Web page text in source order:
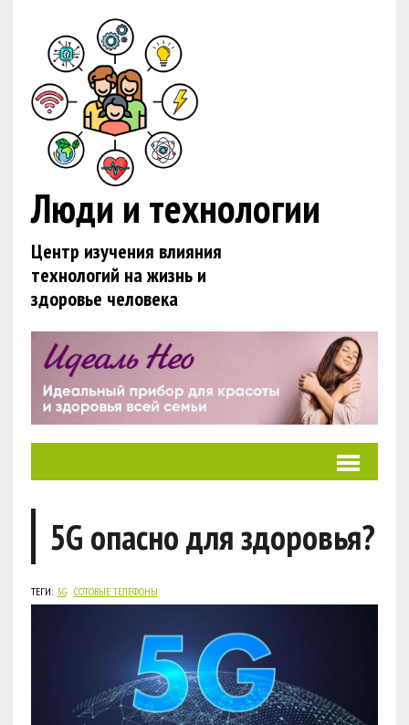
Люди и технологии
Центр изучения влияния
технологий на жизнь и
здоровье человека
5G опасно для здоровья?
ТЕГИ: 5G СОТОВЫЕ ТЕЛЕФОНЫ